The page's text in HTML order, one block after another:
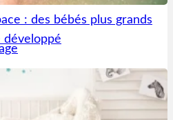
: des bébés plus grands
développé